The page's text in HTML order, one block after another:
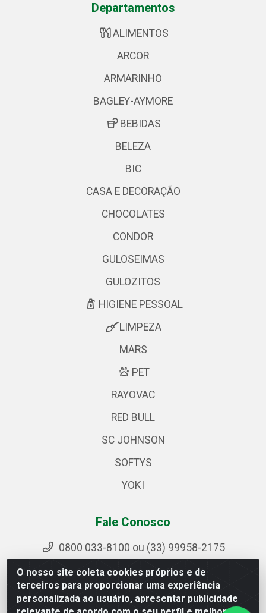
O nosso site coleta cookies próprios e de
terceiros para proporcionar uma experiência
personalizada ao usuário, apresentar publicidade
Departamentos
ALIMENTOS
ARCOR
ARMARINHO
BAGLEY-AYMORE
BEBIDAS
BELEZA
BIC
CASA E DECORAÇÃO
CHOCOLATES
CONDOR
GULOSEIMAS
GULOZITOS
HIGIENE PESSOAL
LIMPEZA
MARS
PET
RAYOVAC
RED BULL
SC JOHNSON
SOFTYS
YOKI
Fale Conosco
0800 033-8100 ou (33) 99958-2175
sac@ipirangamg.com.br
Acompanhe nossas publicações